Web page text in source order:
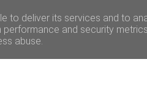
CULTURE BONNES
to deliver its services and to
and security
abuse.